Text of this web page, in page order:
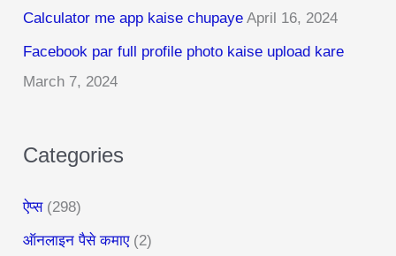
o
r
:
Calculator me app kaise chupaye April 16, 2024
Facebook par full profile photo kaise upload kare
March 7, 2024
Categories
ऐप्स(298)
ऑनलाइन पैसे कमाए(2)